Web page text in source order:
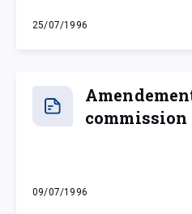
25/07/1996
jeudi 25 juillet 1996
commission
09/07/1996
mardi 9 juillet 1996